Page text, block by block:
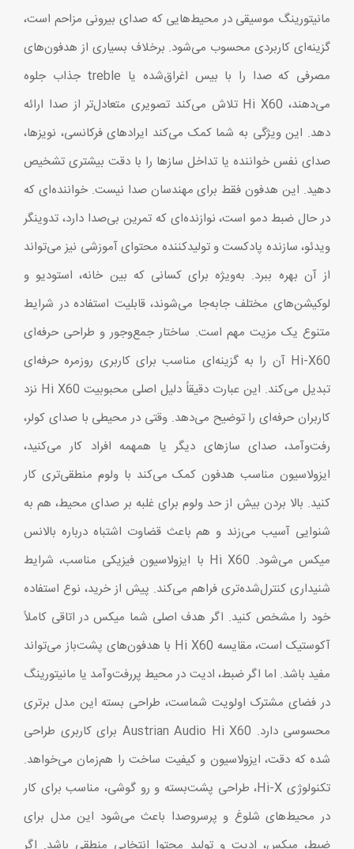
مانیتورینگ موسیقی در محیط‌هایی که صدای بیرونی مزاحم است،
گزینه‌ای کاربردی محسوب می‌شود. برخلاف بسیاری از هدفون‌های
مصرفی که صدا را با بیس اغراق‌شده یا treble جذاب جلوه
می‌دهند، Hi X60 تلاش می‌کند تصویری متعادل‌تر از صدا ارائه
دهد. این ویژگی به شما کمک می‌کند ایرادهای فرکانسی، نویزها،
صدای نفس خواننده یا تداخل سازها را با دقت بیشتری تشخیص
دهید. این هدفون فقط برای مهندسان صدا نیست. خواننده‌ای که
در حال ضبط دمو است، نوازنده‌ای که تمرین بی‌صدا دارد، تدوینگر
ویدئو، سازنده پادکست و تولیدکننده محتوای آموزشی نیز می‌تواند
از آن بهره ببرد. به‌ویژه برای کسانی که بین خانه، استودیو و
لوکیشن‌های مختلف جابه‌جا می‌شوند، قابلیت استفاده در شرایط
متنوع یک مزیت مهم است. ساختار جمع‌وجور و طراحی حرفه‌ای
Hi-X60 آن را به گزینه‌ای مناسب برای کاربری روزمره حرفه‌ای
تبدیل می‌کند. این عبارت دقیقاً دلیل اصلی محبوبیت Hi X60 نزد
کاربران حرفه‌ای را توضیح می‌دهد. وقتی در محیطی با صدای کولر،
رفت‌وآمد، صدای سازهای دیگر یا همهمه افراد کار می‌کنید،
ایزولاسیون مناسب هدفون کمک می‌کند با ولوم منطقی‌تری کار
کنید. بالا بردن بیش از حد ولوم برای غلبه بر صدای محیط، هم به
شنوایی آسیب می‌زند و هم باعث قضاوت اشتباه درباره بالانس
میکس می‌شود. Hi X60 با ایزولاسیون فیزیکی مناسب، شرایط
شنیداری کنترل‌شده‌تری فراهم می‌کند. پیش از خرید، نوع استفاده
خود را مشخص کنید. اگر هدف اصلی شما میکس در اتاقی کاملاً
آکوستیک است، مقایسه Hi X60 با هدفون‌های پشت‌باز می‌تواند
مفید باشد. اما اگر ضبط، ادیت در محیط پررفت‌وآمد یا مانیتورینگ
در فضای مشترک اولویت شماست، طراحی بسته این مدل برتری
محسوسی دارد. Austrian Audio Hi X60 برای کاربری طراحی
شده که دقت، ایزولاسیون و کیفیت ساخت را هم‌زمان می‌خواهد.
تکنولوژی Hi-X، طراحی پشت‌بسته و رو گوشی، مناسب برای کار
در محیط‌های شلوغ و پرسروصدا باعث می‌شود این مدل برای